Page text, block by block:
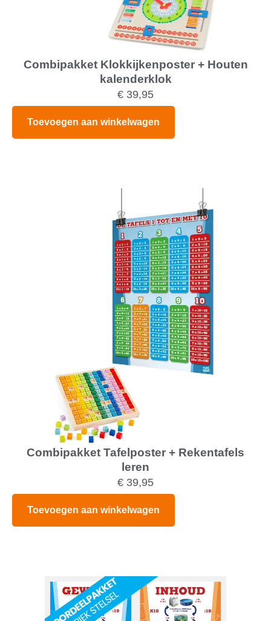
Combipakket Klokkijkenposter + Houten
kalenderklok
€ 39,95
Toevoegen aan winkelwagen
Combipakket Tafelposter + Rekentafels
leren
€ 39,95
Toevoegen aan winkelwagen